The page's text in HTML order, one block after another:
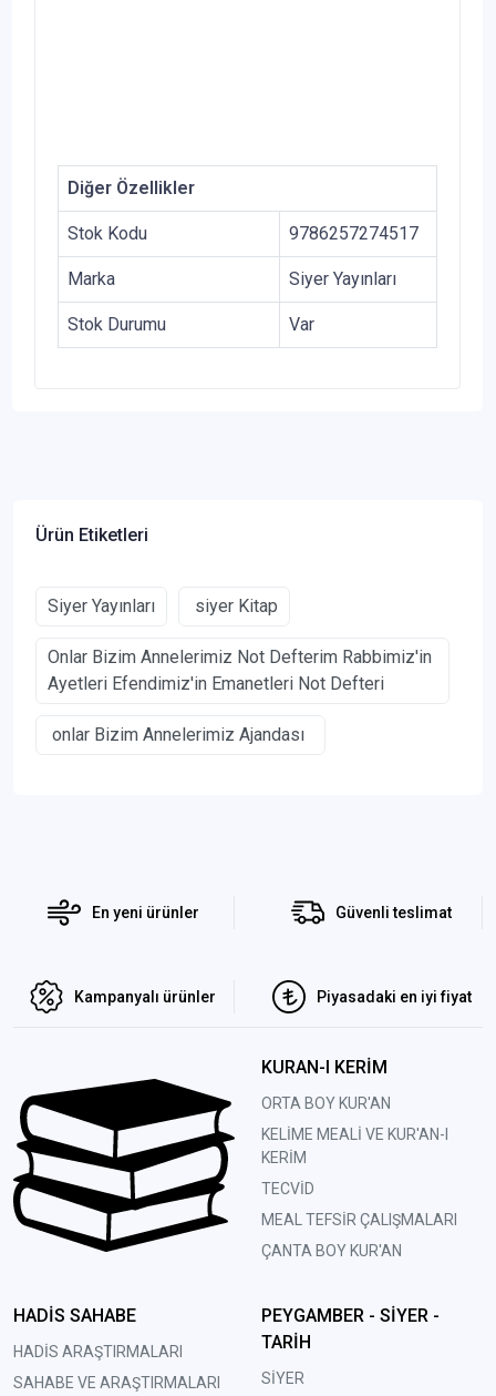
Diğer Özellikler
Stok Kodu 9786257274517
Marka Siyer Yayınları
Stok Durumu Var
Ürün Etiketleri
Siyer Yayınları siyer Kitap
Onlar Bizim Annelerimiz Not Defterim Rabbimiz'in
Ayetleri Efendimiz'in Emanetleri Not Defteri
onlar Bizim Annelerimiz Ajandası
En yeni ürünler Güvenli teslimat
Kampanyalı ürünler Piyasadaki en iyi fiyat
KURAN-I KERİM
ORTA BOY KUR'AN
KELİME MEALİ VE KUR'AN-I
KERİM
TECVİD
MEAL TEFSİR ÇALIŞMALARI
ÇANTA BOY KUR'AN
HADİS SAHABE
HADİS ARAŞTIRMALARI
SAHABE VE ARAŞTIRMALARI
PEYGAMBER - SİYER -
TARİH
SİYER